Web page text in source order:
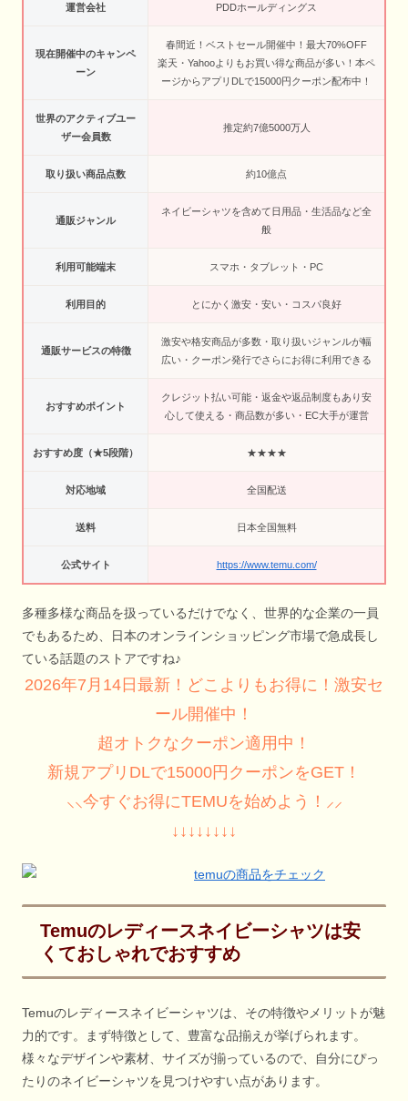
運営会社 PDDホールディングス
現在開催中のキャンペ
ーン
春間近！ベストセール開催中！最大70%OFF
楽天・Yahooよりもお買い得な商品が多い！本ペ
ージからアプリDLで15000円クーポン配布中！
世界のアクティブユー
ザー会員数
推定約7億5000万人
取り扱い商品点数 約10億点
通販ジャンル
ネイビーシャツを含めて日用品・生活品など全
般
利用可能端末 スマホ・タブレット・PC
利用目的 とにかく激安・安い・コスパ良好
通販サービスの特徴
激安や格安商品が多数・取り扱いジャンルが幅
広い・クーポン発行でさらにお得に利用できる
おすすめポイント
クレジット払い可能・返金や返品制度もあり安
心して使える・商品数が多い・EC大手が運営
おすすめ度（★5段階） ★★★★
対応地域 全国配送
送料 日本全国無料
公式サイト https://www.temu.com/
多種多様な商品を扱っているだけでなく、世界的な企業の一員
でもあるため、日本のオンラインショッピング市場で急成長し
ている話題のストアですね♪
2026年7月14日最新！どこよりもお得に！激安セ
ール開催中！
超オトクなクーポン適用中！
新規アプリDLで15000円クーポンをGET！
⸜⸜今すぐお得にTEMUを始めよう！⸝⸝
↓↓↓↓↓↓↓↓
Temuのレディースネイビーシャツは安
くておしゃれでおすすめ
Temuのレディースネイビーシャツは、その特徴やメリットが魅
力的です。まず特徴として、豊富な品揃えが挙げられます。
様々なデザインや素材、サイズが揃っているので、自分にぴっ
たりのネイビーシャツを見つけやすい点があります。